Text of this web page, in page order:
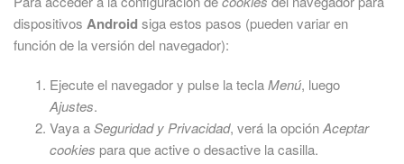
dispositivos Android siga estos pasos (pueden variar en
función de la versión del navegador):
Ejecute el navegador y pulse la teclaMenú, luego
Ajustes.
Vaya aSeguridad y Privacidad, verá la opciónAceptar
cookies para que active o desactive la casilla.